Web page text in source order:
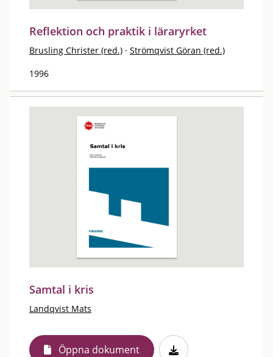
Reflektion och praktik i läraryrket
Brusling Christer (red.) · Strömqvist Göran (red.)
1996
Samtal i kris
Landqvist Mats
Öppna dokument